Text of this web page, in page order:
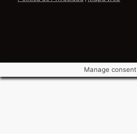
Manage consent